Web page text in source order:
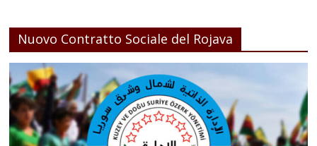
Nuovo Contratto Sociale del Rojava